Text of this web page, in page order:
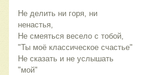
Не делить ни горя, ни
ненастья,
Не смеяться весело с тобой,
"Ты моё классическое счастье"
Не сказать и не услышать
"мой"